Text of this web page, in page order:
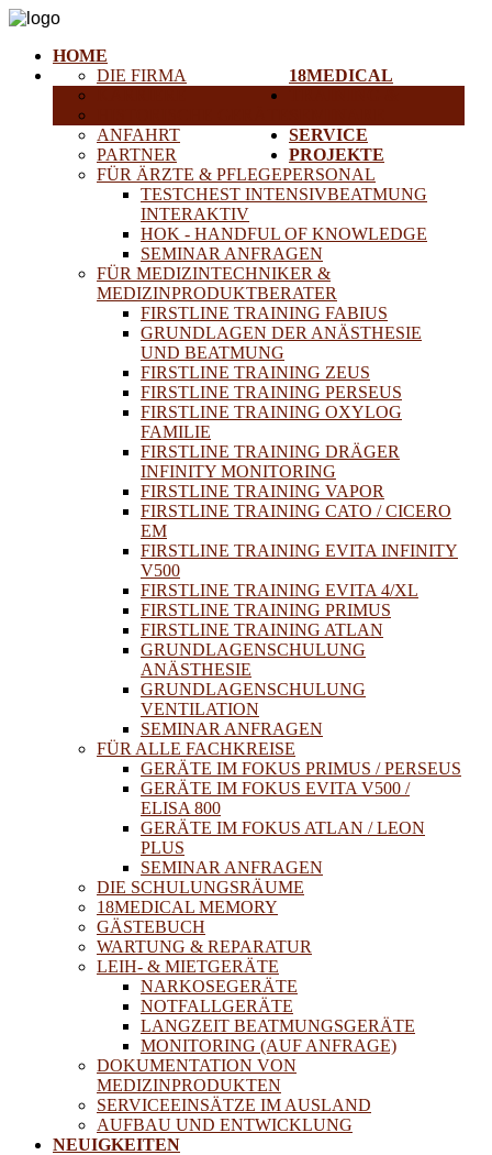
HOME
18MEDICAL
DIE FIRMA
ANFAHRT
PARTNER
FÜR ÄRZTE & PFLEGEPERSONAL
TESTCHEST INTENSIVBEATMUNG
INTERAKTIV
HOK - HANDFUL OF KNOWLEDGE
SEMINAR ANFRAGEN
FÜR MEDIZINTECHNIKER &
MEDIZINPRODUKTBERATER
FIRSTLINE TRAINING FABIUS
GRUNDLAGEN DER ANÄSTHESIE
UND BEATMUNG
FIRSTLINE TRAINING ZEUS
FIRSTLINE TRAINING PERSEUS
FIRSTLINE TRAINING OXYLOG
FAMILIE
FIRSTLINE TRAINING DRÄGER
INFINITY MONITORING
FIRSTLINE TRAINING VAPOR
FIRSTLINE TRAINING CATO / CICERO
EM
FIRSTLINE TRAINING EVITA INFINITY
V500
FIRSTLINE TRAINING EVITA 4/XL
FIRSTLINE TRAINING PRIMUS
FIRSTLINE TRAINING ATLAN
GRUNDLAGENSCHULUNG
ANÄSTHESIE
GRUNDLAGENSCHULUNG
VENTILATION
SEMINAR ANFRAGEN
FÜR ALLE FACHKREISE
GERÄTE IM FOKUS PRIMUS / PERSEUS
GERÄTE IM FOKUS EVITA V500 /
ELISA 800
GERÄTE IM FOKUS ATLAN / LEON
PLUS
SEMINAR ANFRAGEN
DIE SCHULUNGSRÄUME
18MEDICAL MEMORY
GÄSTEBUCH
SERVICE
WARTUNG & REPARATUR
LEIH- & MIETGERÄTE
NARKOSEGERÄTE
NOTFALLGERÄTE
LANGZEIT BEATMUNGSGERÄTE
MONITORING (AUF ANFRAGE)
DOKUMENTATION VON
MEDIZINPRODUKTEN
PROJEKTE
SERVICEEINSÄTZE IM AUSLAND
AUFBAU UND ENTWICKLUNG
NEUIGKEITEN